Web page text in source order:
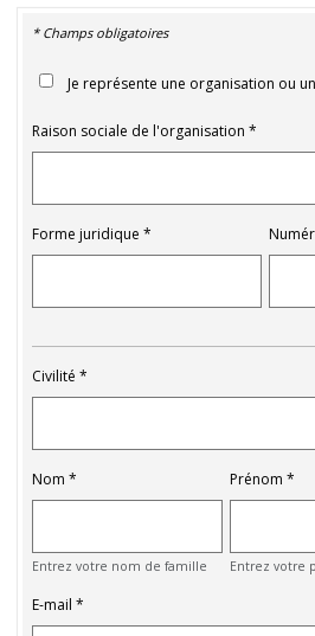
* Champs obligatoires
Je représente une organisation ou
Raison sociale de l'organisation
Forme juridique
Civilité
Nom
Entrez votre nom de famille
Prénom
Entrez votre
E-mail